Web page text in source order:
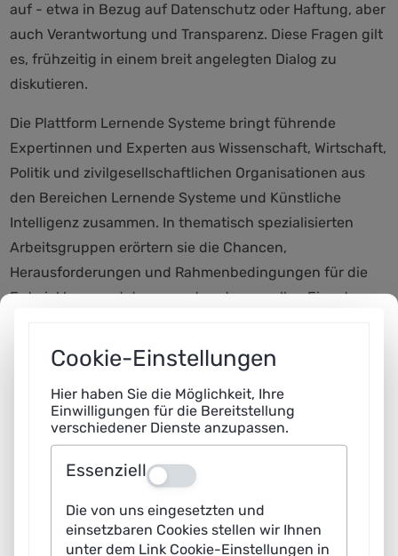
auf - etwa in Bezug auf Datenschutz oder Haftung, aber
auch Verantwortung und Transparenz. Diese Fragen gilt
es, frühzeitig in einem breit angelegten Dialog zu
diskutieren.
Die Plattform Lernende Systeme bringt führende
Expertinnen und Experten aus Wissenschaft, Wirtschaft,
Politik und zivilgesellschaftlichen Organisationen aus
den Bereichen Lernende Systeme und Künstliche
Intelligenz zusammen. In thematisch spezialisierten
Arbeitsgruppen erörtern sie die Chancen,
Herausforderungen und Rahmenbedingungen für die
Entwicklung und den verantwortungsvollen Einsatz
Szenarien, Empfehlungen, Gestaltungsoptionen oder
Roadmaps ab.
Mit ihrer Arbeit will die Plattform
Lernende Systeme im Sinne eines guten, gerechten
und verantwortungsvollen gesellschaftlichen
Zusammenlebens gestalten.
Kompetenzen für die Entwicklung und den Umgang
Cookie-Einstellungen
Hier haben Sie die Möglichkeit, Ihre
Einwilligungen für die Bereitstellung
verschiedener Dienste anzupassen.
Essenziell Aus
Die von uns eingesetzten und
einsetzbaren Cookies stellen wir Ihnen
unter dem Link Cookie-Einstellungen in